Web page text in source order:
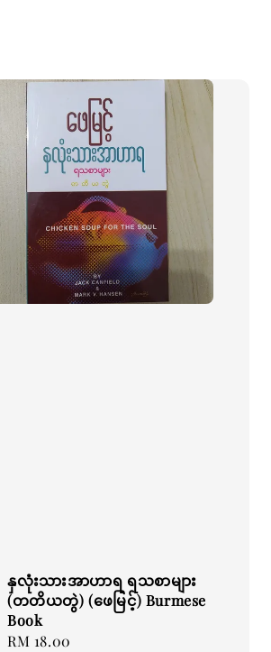
နှလုံးသားအာဟာရ ရသစာများ
(တတိယတွဲ) (ဖေမြင့်) Burmese
Book
Regular
RM 18.00